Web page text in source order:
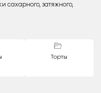
сахарного, затяжного,
Торты